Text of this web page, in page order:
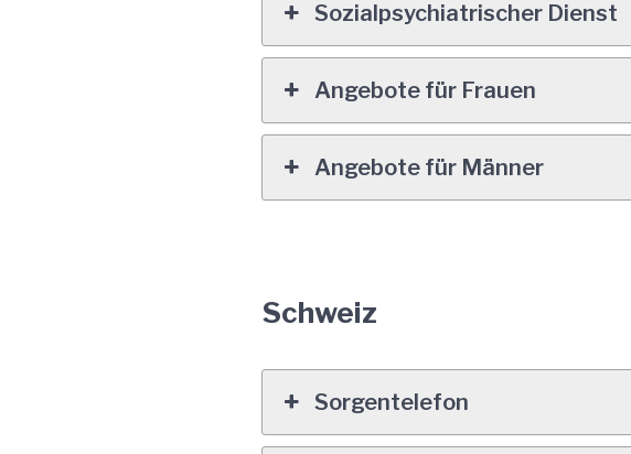
Sozialpsychiatrischer Dienst
Angebote für Frauen
Angebote für Männer
Schweiz
Sorgentelefon